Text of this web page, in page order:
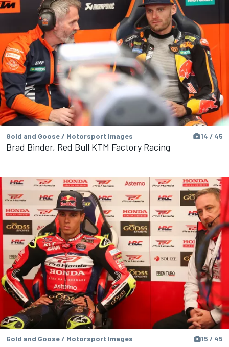
Gold and Goose / Motorsport Images 14 / 45
Brad Binder, Red Bull KTM Factory Racing
Gold and Goose / Motorsport Images 15 / 45